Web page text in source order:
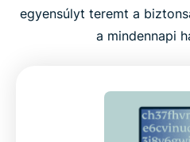
egyensúlyt teremt a
a mindennapi